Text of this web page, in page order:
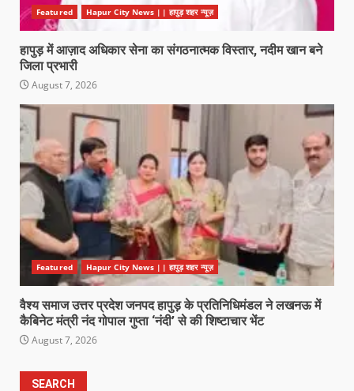
Featured Hapur City News || हापुड़ शहर न्यूज़
हापुड़ में आज़ाद अधिकार सेना का संगठनात्मक विस्तार, नदीम खान बने
जिला प्रभारी
August 7, 2026
Featured Hapur City News || हापुड़ शहर न्यूज़
वैश्य समाज उत्तर प्रदेश जनपद हापुड़ के प्रतिनिधिमंडल ने लखनऊ में
कैबिनेट मंत्री नंद गोपाल गुप्ता ‘नंदी’ से की शिष्टाचार भेंट
August 7, 2026
SEARCH